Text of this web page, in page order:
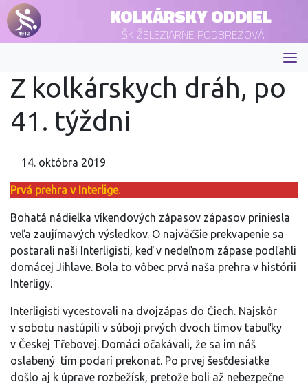
KOLKÁRSKY ODDIEL
ŠK ŽELEZIARNE PODBREZOVÁ
Z kolkárskych dráh, po
41. týždni
14. októbra 2019
Prvá prehra v Interlige.
Bohatá nádielka víkendových zápasov zápasov priniesla
veľa zaujímavých výsledkov. O najväčšie prekvapenie sa
postarali naši Interligisti, keď v nedeľnom zápase podľahli
domácej Jihlave. Bola to vôbec prvá naša prehra v histórii
Interligy.
Interligisti vycestovali na dvojzápas do Čiech. Najskôr
v sobotu nastúpili v súboji prvých dvoch tímov tabuľky
v Českej Třebovej. Domáci očakávali, že sa im náš
oslabený tím podarí prekonať. Po prvej šesťdesiatke
došlo aj k úprave rozbežísk, pretože boli až nebezpečne